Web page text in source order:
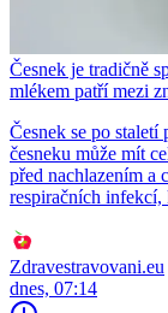
Česnek je tradičně
mlékem patří mezi
Česnek se po
česneku může mít
před nachlazením a
respiračních infekcí,
Zdravestravovani.eu
dnes, 07:14